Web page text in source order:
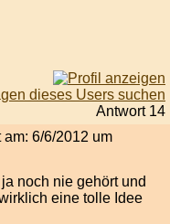
Antwort 14
6/6/2012 um
noch nie gehört und
eine tolle Idee